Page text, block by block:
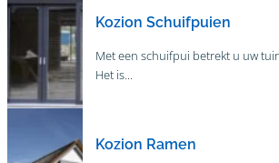
Kozion Schuifpuien
Met een schuifpui betrekt u uw
Het is...
Kozion Ramen